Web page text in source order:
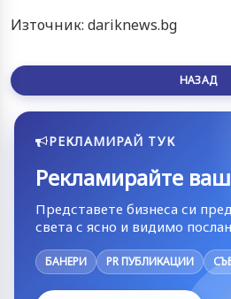
Източник: dariknews.bg
НАЗАД
РЕКЛАМИРАЙ ТУК
Рекламирайте
Представете бизнеса си
света с ясно и видимо
БАНЕРИ PR ПУБЛИКАЦИИ